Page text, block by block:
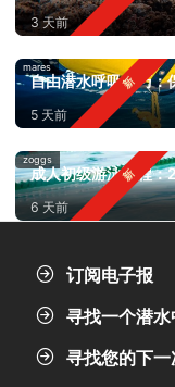
3 天前
mares
自由潜水呼吸技巧：
5 天前
zoggs
成人初级游泳课程
6 天前
订阅电子报
寻找一个潜
寻找您的下